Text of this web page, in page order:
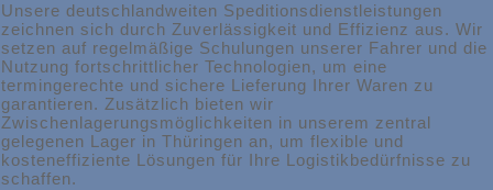
Unsere deutschlandweiten Speditionsdienstleistungen
zeichnen sich durch Zuverlässigkeit und Effizienz aus. Wir
setzen auf regelmäßige Schulungen unserer Fahrer und die
Nutzung fortschrittlicher Technologien, um eine
termingerechte und sichere Lieferung Ihrer Waren zu
garantieren. Zusätzlich bieten wir
Zwischenlagerungsmöglichkeiten in unserem zentral
gelegenen Lager in Thüringen an, um flexible und
kosteneffiziente Lösungen für Ihre Logistikbedürfnisse zu
schaffen.